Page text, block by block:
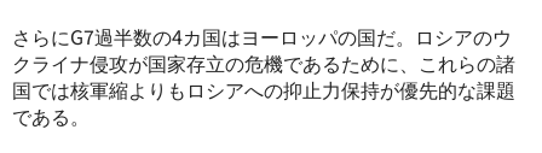
さらにG7過半数の4カ国はヨーロッパの国だ。ロシアのウ
クライナ侵攻が国家存立の危機であるために、これらの諸
国では核軍縮よりもロシアへの抑止力保持が優先的な課題
である。